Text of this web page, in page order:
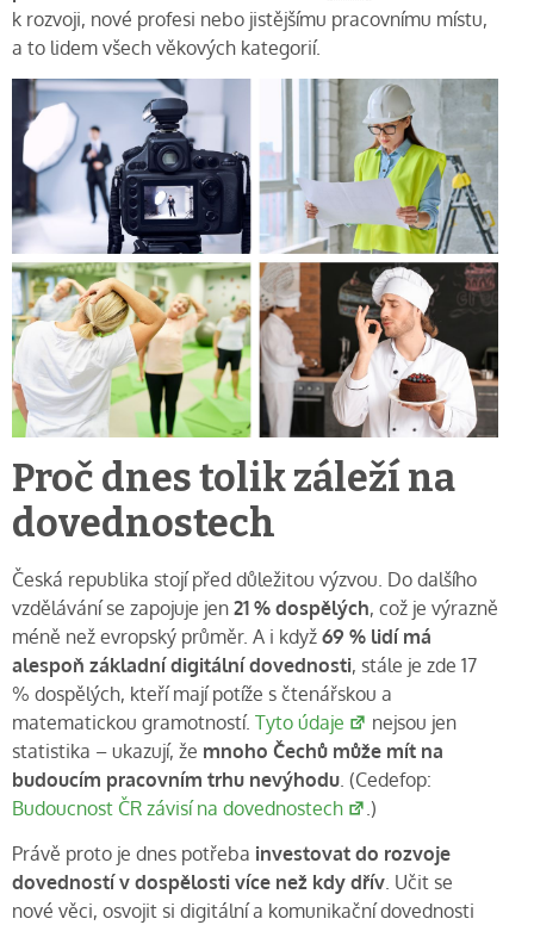
k rozvoji, nové profesi nebo jistějšímu pracovnímu místu,
a to lidem všech věkových kategorií.
Proč dnes tolik záleží na
dovednostech
Česká republika stojí před důležitou výzvou. Do dalšího
vzdělávání se zapojuje jen 21 % dospělých, což je výrazně
méně než evropský průměr. A i když 69 % lidí má
alespoň základní digitální dovednosti, stále je zde 17
% dospělých, kteří mají potíže s čtenářskou a
matematickou gramotností. Tyto údaje
nejsou jen
statistika – ukazují, že mnoho Čechů může mít na
budoucím pracovním trhu nevýhodu . (Cedefop:
Budoucnost ČR závisí na dovednostech
.)
Právě proto je dnes potřeba investovat do rozvoje
dovedností v dospělosti více než kdy dřív. Učit se
nové věci, osvojit si digitální a komunikační dovednosti